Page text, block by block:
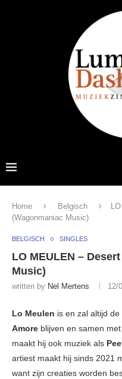
Home Belgisch
(Wagonmaniac Music)
BELGISCH SINGLES
LO MEULEN –
Music)
written by Nel Mertens 12/
Lo Meulen is en zal altijd
Amore blijven en samen
maakt hij ook muziek als
artiest maakt hij sinds 2021
want zijn creaties worden